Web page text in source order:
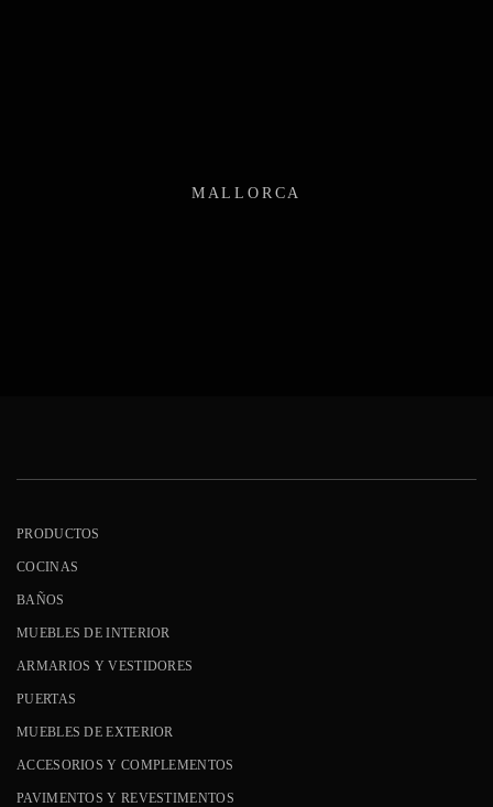
MALLORCA
PRODUCTOS
COCINAS
BAÑOS
MUEBLES DE INTERIOR
ARMARIOS Y VESTIDORES
PUERTAS
MUEBLES DE EXTERIOR
ACCESORIOS Y COMPLEMENTOS
PAVIMENTOS Y REVESTIMENTOS